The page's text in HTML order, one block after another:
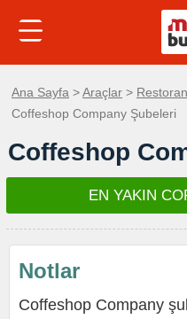
Ana Sayfa >Araçlar >
Coffeshop Company Şubeleri
Coffeshop
EN YAKIN
Notlar
Coffeshop Company